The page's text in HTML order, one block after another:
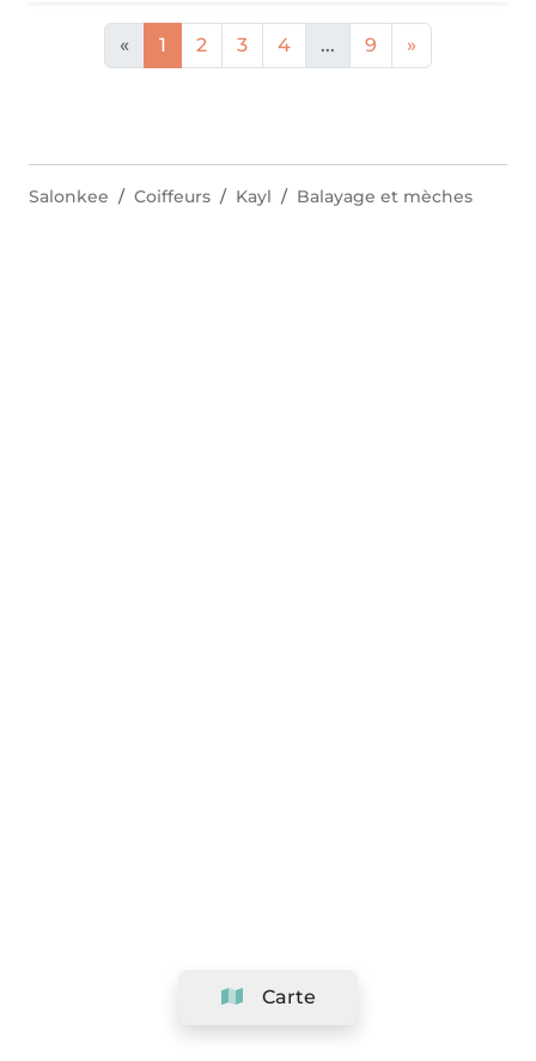
« 1 2 3 4 ... 9 »
Carte
Salonkee Coiffeurs Kayl Balayage et mèches